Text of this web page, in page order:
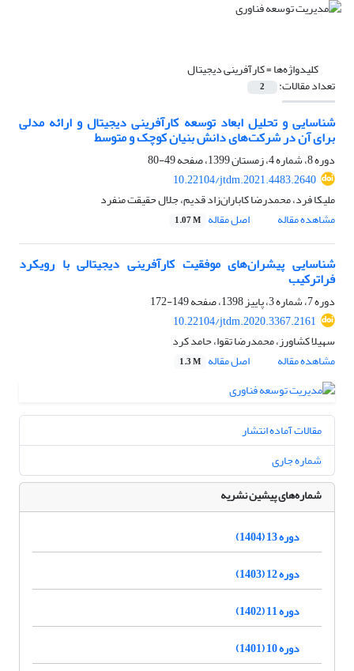
کلیدواژه‌ها =کارآفرینی دیجیتال
تعداد مقالات: 2
شناسایی و تحلیل ابعاد توسعه کارآفرینی دیجیتال و ارائه مدلی
برای آن در شرکت‌های دانش بنیان کوچک و متوسط
دوره 8، شماره 4، زمستان 1399، صفحه
49-80
10.22104/jtdm.2021.4483.2640
ملیکا فرد، محمدرضا کاباران‌زاد قدیم، جلال حقیقت منفرد
مشاهده مقاله
اصل مقاله 1.07 M
شناسایی پیشران‌های موفقیت کارآفرینی دیجیتالی با رویکرد
فراترکیب
دوره 7، شماره 3، پاییز 1398، صفحه
149-172
10.22104/jtdm.2020.3367.2161
سهیلا کشاورز، محمدرضا تقوا، حامد کرد
مشاهده مقاله
اصل مقاله 1.3 M
مقالات آماده انتشار
شماره جاری
شماره‌های پیشین نشریه
دوره 13 (1404)
دوره 12 (1403)
دوره 11 (1402)
دوره 10 (1401)